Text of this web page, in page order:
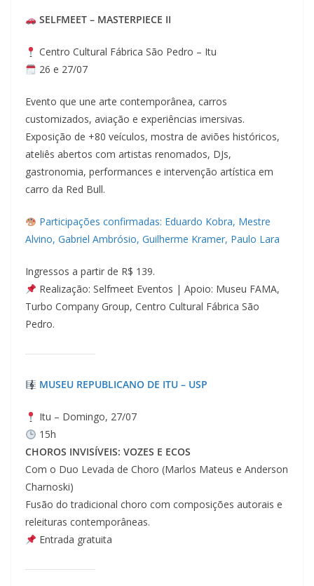
SELFMEET – MASTERPIECE II
Centro Cultural Fábrica São Pedro – Itu
26 e 27/07
Evento que une arte contemporânea, carros
customizados, aviação e experiências imersivas.
Exposição de +80 veículos, mostra de aviões históricos,
ateliês abertos com artistas renomados, DJs,
gastronomia, performances e intervenção artística em
carro da Red Bull.
Participações confirmadas: Eduardo Kobra, Mestre
Alvino, Gabriel Ambrósio, Guilherme Kramer, Paulo Lara
Ingressos a partir de R$ 139.
Realização: Selfmeet Eventos | Apoio: Museu FAMA,
Turbo Company Group, Centro Cultural Fábrica São
Pedro.
MUSEU REPUBLICANO DE ITU – USP
Itu – Domingo, 27/07
15h
CHOROS INVISÍVEIS: VOZES E ECOS
Com o Duo Levada de Choro (Marlos Mateus e Anderson
Charnoski)
Fusão do tradicional choro com composições autorais e
releituras contemporâneas.
Entrada gratuita